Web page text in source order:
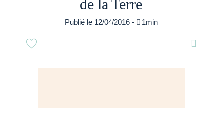
de la Terre
Publié le 12/04/2016 -  1min
